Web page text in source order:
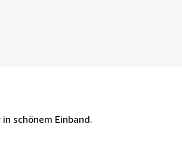
schönem Einband.